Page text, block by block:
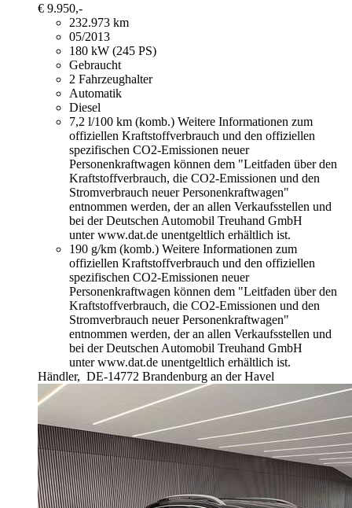
€ 9.950,-
232.973 km
05/2013
180 kW (245 PS)
Gebraucht
2 Fahrzeughalter
Automatik
Diesel
7,2 l/100 km (komb.) Weitere Informationen zum
offiziellen Kraftstoffverbrauch und den offiziellen
spezifischen CO2-Emissionen neuer
Personenkraftwagen können dem "Leitfaden über den
Kraftstoffverbrauch, die CO2-Emissionen und den
Stromverbrauch neuer Personenkraftwagen"
entnommen werden, der an allen Verkaufsstellen und
bei der Deutschen Automobil Treuhand GmbH
unter www.dat.de unentgeltlich erhältlich ist.
190 g/km (komb.) Weitere Informationen zum
offiziellen Kraftstoffverbrauch und den offiziellen
spezifischen CO2-Emissionen neuer
Personenkraftwagen können dem "Leitfaden über den
Kraftstoffverbrauch, die CO2-Emissionen und den
Stromverbrauch neuer Personenkraftwagen"
entnommen werden, der an allen Verkaufsstellen und
bei der Deutschen Automobil Treuhand GmbH
unter www.dat.de unentgeltlich erhältlich ist.
Händler, DE-14772 Brandenburg an der Havel